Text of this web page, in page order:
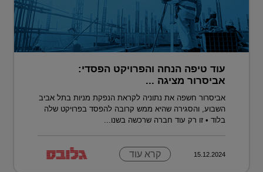
עוד טיפה הנחה והפרויקט הפסדי:
אביסרור מציגה ...
אביסרור חשפה את נתוניה לקראת הנפקת מניות בתל אביב
השבוע, והסגירה שהיא ממש קרובה להפסד בפרויקט שלה
בלוד • זו רק עוד חברה שרכשה בשנו...
15.12.2024 קרא עוד